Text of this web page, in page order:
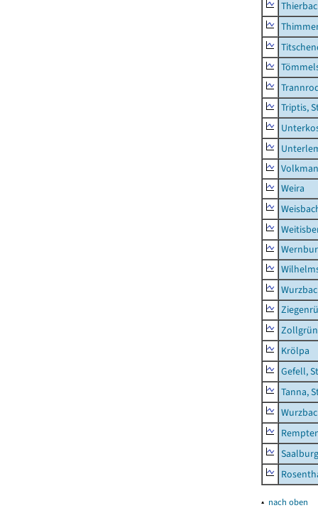
Triptis,
Weira
Zollgrün
Krölpa
Gefell,
Tanna,
▴ nach oben